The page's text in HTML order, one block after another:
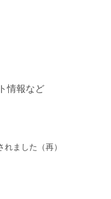
情報など
ました（再）